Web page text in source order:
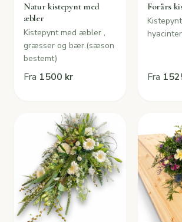
Natur kistepynt med
æbler
Kistepynt med æbler ,
græsser og bær.(sæson
bestemt)
Fra 1500 kr
Forårs
hyacinter
Fra